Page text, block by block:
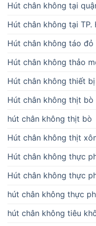
Hút chân không tại
Hút chân không tại TP.
Hút chân không táo đỏ
Hút chân không thảo
Hút chân không thiết
Hút chân không thịt bò
hút chân không thịt bò
Hút chân không thịt
Hút chân không thực
Hút chân không thực
hút chân không thực
hút chân không tiêu